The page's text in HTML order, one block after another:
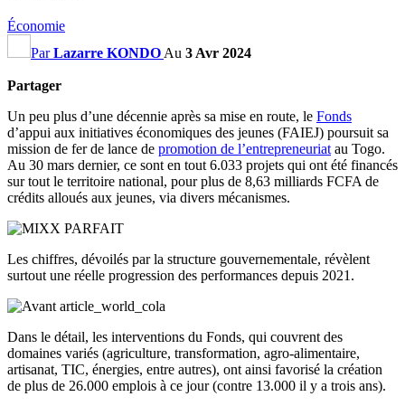
Économie
ParLazarre KONDO Au 3 Avr 2024
Partager
Un peu plus d’une décennie après sa mise en route, le Fonds
d’appui aux initiatives économiques des jeunes (FAIEJ) poursuit sa
mission de fer de lance de promotion de l’entrepreneuriat au Togo.
Au 30 mars dernier, ce sont en tout 6.033 projets qui ont été financés
sur tout le territoire national, pour plus de 8,63 milliards FCFA de
crédits alloués aux jeunes, via divers mécanismes.
Les chiffres, dévoilés par la structure gouvernementale, révèlent
surtout une réelle progression des performances depuis 2021.
Dans le détail, les interventions du Fonds, qui couvrent des
domaines variés (agriculture, transformation, agro-alimentaire,
artisanat, TIC, énergies, entre autres), ont ainsi favorisé la création
de plus de 26.000 emplois à ce jour (contre 13.000 il y a trois ans).